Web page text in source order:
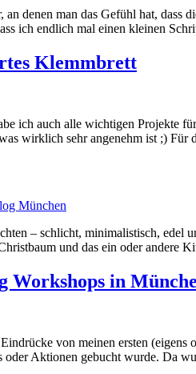
denen man das Gefühl hat,
ich endlich mal einen kleinen
Klemmbrett
ich auch alle wichtigen Projekte
wirklich sehr angenehm ist ;)
– schlicht, minimalistisch,
und das ein oder
Workshops in
von meinen ersten
Aktionen gebucht wurde. Da